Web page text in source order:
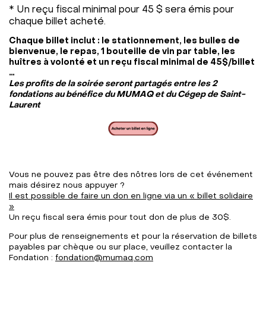
* Un reçu fiscal minimal pour 45 $ sera émis pour
chaque billet acheté.
Chaque billet inclut : le stationnement, les bulles de
bienvenue, le repas, 1 bouteille de vin par table, les
huîtres à volonté et un reçu fiscal minimal de 45$/billet
…
Les profits de la soirée seront partagés entre les 2
fondations au bénéfice du MUMAQ et du Cégep de Saint-
Laurent
Vous ne pouvez pas être des nôtres lors de cet événement
mais désirez nous appuyer ?
Il est possible de faire un don en ligne via un « billet solidaire
»
Un reçu fiscal sera émis pour tout don de plus de 30$.
Pour plus de renseignements et pour la réservation de billets
payables par chèque ou sur place, veuillez contacter la
Fondation : fondation@mumaq.com